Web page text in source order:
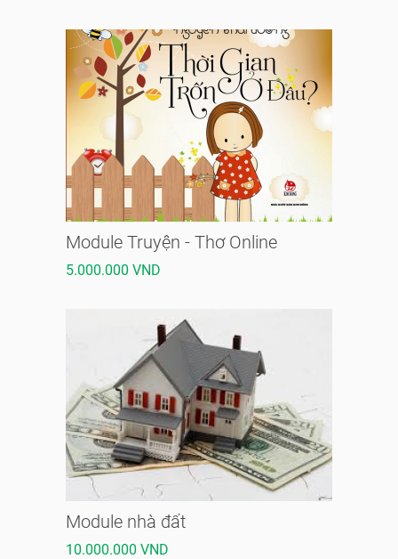
Module Truyện - Thơ Online
5.000.000 VND
Module nhà đất
10.000.000 VND